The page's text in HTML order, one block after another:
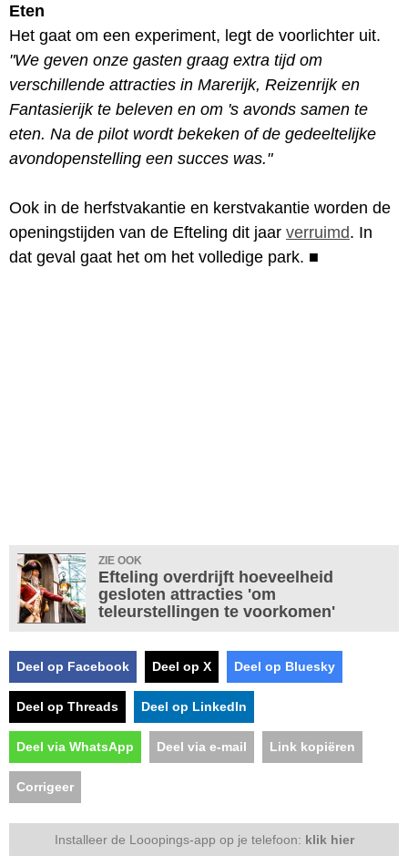
Eten
Het gaat om een experiment, legt de voorlichter uit.
"We geven onze gasten graag extra tijd om
verschillende attracties in Marerijk, Reizenrijk en
Fantasierijk te beleven en om 's avonds samen te
eten. Na de pilot wordt bekeken of de gedeeltelijke
avondopenstelling een succes was."
Ook in de herfstvakantie en kerstvakantie worden de
openingstijden van de Efteling dit jaar verruimd. In
dat geval gaat het om het volledige park. ■
ZIE OOK
Efteling overdrijft hoeveelheid
gesloten attracties 'om
teleurstellingen te voorkomen'
Deel op Facebook Deel op X Deel op Bluesky
Deel op Threads Deel op LinkedIn
Deel via WhatsApp Deel via e-mail Link kopiëren
Corrigeer
Installeer de Looopings-app op je telefoon: klik hier